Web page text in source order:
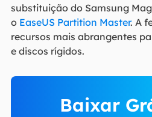
substituição do Samsung
o EaseUS Partition Master. A
recursos mais abrangentes
e discos rígidos.
Baixar